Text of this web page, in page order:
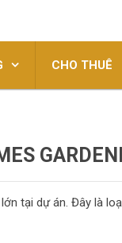
CHO THUÊ
tại dự án. Đây là